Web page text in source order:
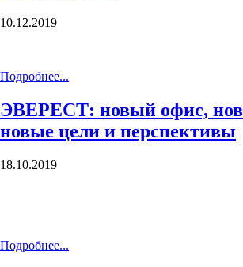
10.12.2019
Подробнее...
ЭВЕРЕСТ: новый офис,
новые цели и перспективы
18.10.2019
Подробнее...